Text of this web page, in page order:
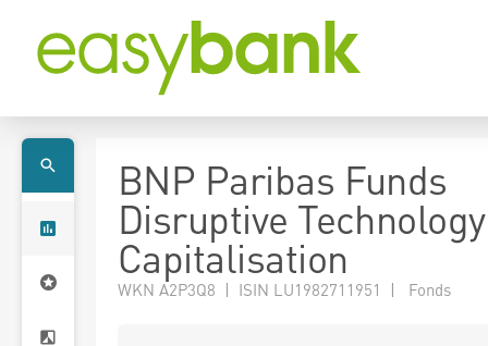
BNP Paribas Funds
Disruptive
Capitalisation
WKN A2P3Q8 | ISIN LU1982711951 | Fonds